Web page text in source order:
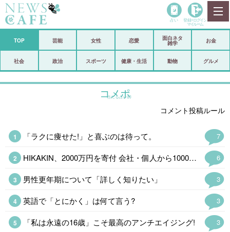
政治
スポーツ
コメントポスト アリ／ナシ
リリース ショップ
当たる占い師
占い 登録• ログイン
マイルーム
TOP 芸能 女性 恋愛
面白ネタ
雑学
お金
社会 政治 スポーツ 健康・生活 動物 グルメ
コメポ
コメント投稿ルール
7
「ラクに痩せた!」と喜ぶのは待って。
6
HIKAKIN、2000万円を寄付 会社・個人から1000万&1万4400本の…
3
男性更年期について「詳しく知りたい」
3
英語で「とにかく」は何て言う?
3
「私は永遠の16歳」こそ最高のアンチエイジング!